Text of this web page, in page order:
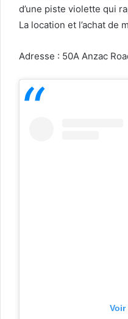
d’une piste violette qui
La location et l’achat
Adresse : 50A Anzac